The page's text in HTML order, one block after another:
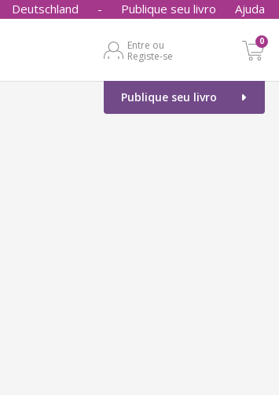
Deutschland - Publique seu livro Ajuda
Entre ou
Registe-se
0
Publique seu livro